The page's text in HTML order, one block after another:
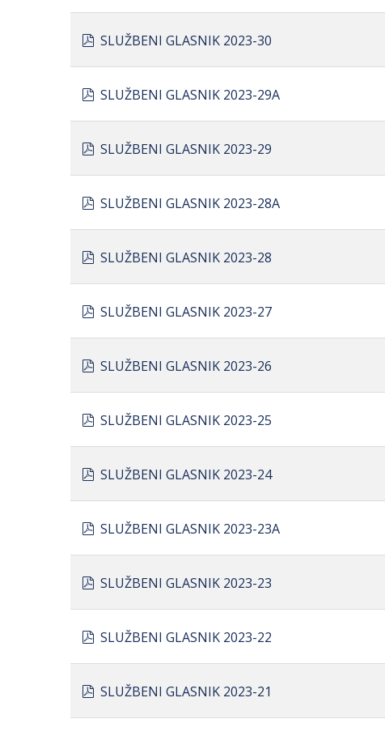
pdf
SLUŽBENI GLASNIK 2023-30
pdf
SLUŽBENI GLASNIK 2023-29A
pdf
SLUŽBENI GLASNIK 2023-29
pdf
SLUŽBENI GLASNIK 2023-28A
pdf
SLUŽBENI GLASNIK 2023-28
pdf
SLUŽBENI GLASNIK 2023-27
pdf
SLUŽBENI GLASNIK 2023-26
pdf
SLUŽBENI GLASNIK 2023-25
pdf
SLUŽBENI GLASNIK 2023-24
pdf
SLUŽBENI GLASNIK 2023-23A
pdf
SLUŽBENI GLASNIK 2023-23
pdf
SLUŽBENI GLASNIK 2023-22
pdf
SLUŽBENI GLASNIK 2023-21